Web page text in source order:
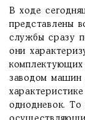
В ходе
представлены
службы сразу
они
комплектующих
заводом
однодневок. То